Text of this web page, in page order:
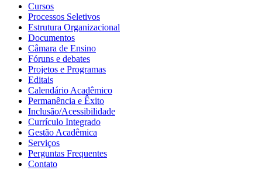
Cursos
Processos Seletivos
Estrutura Organizacional
Documentos
Câmara de Ensino
Fóruns e debates
Projetos e Programas
Editais
Calendário Acadêmico
Permanência e Êxito
Inclusão/Acessibilidade
Currículo Integrado
Gestão Acadêmica
Serviços
Perguntas Frequentes
Contato